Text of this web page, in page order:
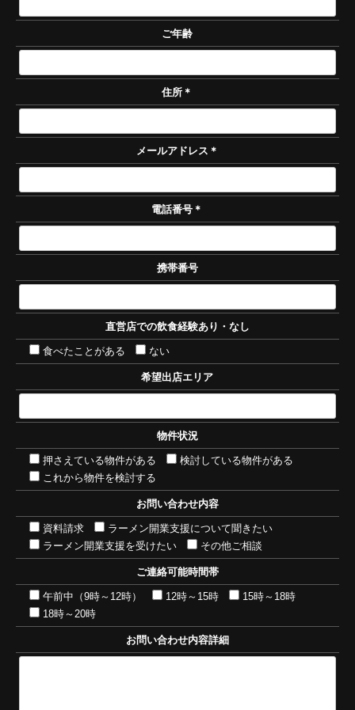
ご年齢
住所 ＊
メールアドレス ＊
電話番号 ＊
携帯番号
直営店での飲食経験あり・なし
食べたことがある ない
希望出店エリア
物件状況
押さえている物件がある
検討している物件がある
これから物件を検討する
お問い合わせ内容
資料請求
ラーメン開業支援について聞きたい
ラーメン開業支援を受けたい
その他ご相談
ご連絡可能時間帯
午前中（9時～12時） 12時～15時
15時～18時
18時～20時
お問い合わせ内容詳細